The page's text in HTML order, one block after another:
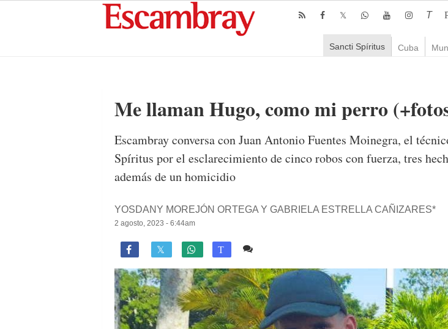
T
Sancti Spíritus Cuba
Me llaman Hugo, como mi perro
Escambray conversa con Juan Antonio Fuentes Moinegra, el
Spíritus por el esclarecimiento de cinco robos con fuerza, tres
además de un homicidio
YOSDANY MOREJÓN ORTEGA Y GABRIELA ESTRELLA CAÑIZARES*
2 agosto, 2023 - 6:44am
 T